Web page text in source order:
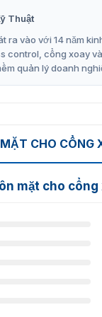
mặt thế hệ mới,
nhìn dễ dàng lắp
soát doanh
không thành công.
Wiegand.
Thuật
ra vào với 14 năm
control, cổng xoay
quản lý doanh
CHO
mặt cho